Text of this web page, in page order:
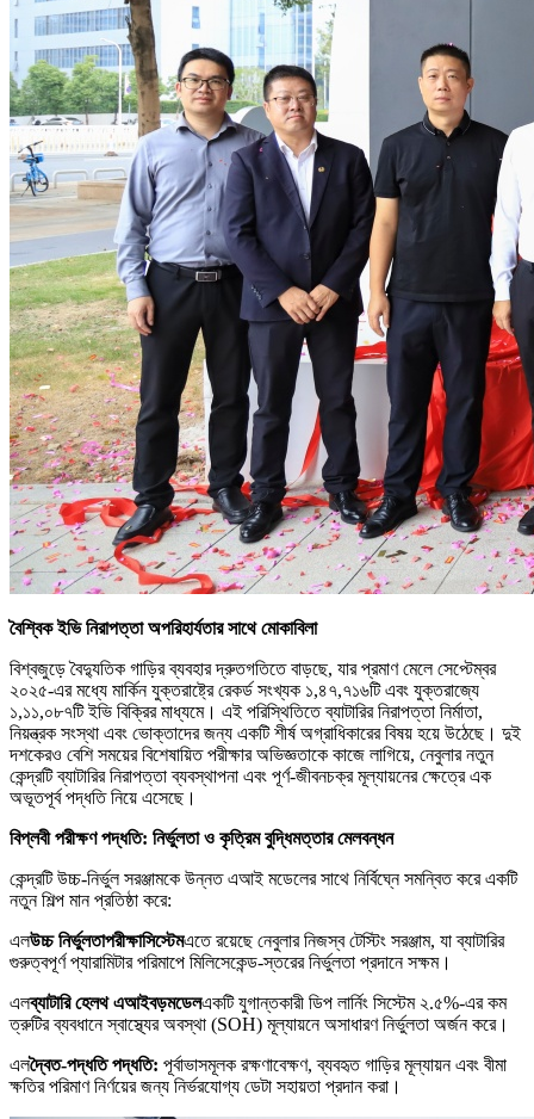
বৈশ্বিক ইভি নিরাপত্তা অপরিহার্যতার সাথে মোকাবিলা
বিশ্বজুড়ে বৈদ্যুতিক গাড়ির ব্যবহার দ্রুতগতিতে বাড়ছে, যার প্রমাণ মেলে সেপ্টেম্বর
২০২৫-এর মধ্যে মার্কিন যুক্তরাষ্ট্রে রেকর্ড সংখ্যক ১,৪৭,৭১৬টি এবং যুক্তরাজ্যে
১,১১,০৮৭টি ইভি বিক্রির মাধ্যমে। এই পরিস্থিতিতে ব্যাটারির নিরাপত্তা নির্মাতা,
নিয়ন্ত্রক সংস্থা এবং ভোক্তাদের জন্য একটি শীর্ষ অগ্রাধিকারের বিষয় হয়ে উঠেছে। দুই
দশকেরও বেশি সময়ের বিশেষায়িত পরীক্ষার অভিজ্ঞতাকে কাজে লাগিয়ে, নেবুলার নতুন
কেন্দ্রটি ব্যাটারির নিরাপত্তা ব্যবস্থাপনা এবং পূর্ণ-জীবনচক্র মূল্যায়নের ক্ষেত্রে এক
অভূতপূর্ব পদ্ধতি নিয়ে এসেছে।
বিপ্লবী পরীক্ষণ পদ্ধতি: নির্ভুলতা ও কৃত্রিম বুদ্ধিমত্তার মেলবন্ধন
কেন্দ্রটি উচ্চ-নির্ভুল সরঞ্জামকে উন্নত এআই মডেলের সাথে নির্বিঘ্নে সমন্বিত করে একটি
নতুন শিল্প মান প্রতিষ্ঠা করে:
এলউচ্চ নির্ভুলতাপরীক্ষাসিস্টেমএতে রয়েছে নেবুলার নিজস্ব টেস্টিং সরঞ্জাম, যা ব্যাটারির
গুরুত্বপূর্ণ প্যারামিটার পরিমাপে মিলিসেকেন্ড-স্তরের নির্ভুলতা প্রদানে সক্ষম।
এলব্যাটারি হেলথ এআইবড়মডেলএকটি যুগান্তকারী ডিপ লার্নিং সিস্টেম ২.৫%-এর কম
ত্রুটির ব্যবধানে স্বাস্থ্যের অবস্থা (SOH) মূল্যায়নে অসাধারণ নির্ভুলতা অর্জন করে।
এলদ্বৈত-পদ্ধতি পদ্ধতি: পূর্বাভাসমূলক রক্ষণাবেক্ষণ, ব্যবহৃত গাড়ির মূল্যায়ন এবং বীমা
ক্ষতির পরিমাণ নির্ণয়ের জন্য নির্ভরযোগ্য ডেটা সহায়তা প্রদান করা।